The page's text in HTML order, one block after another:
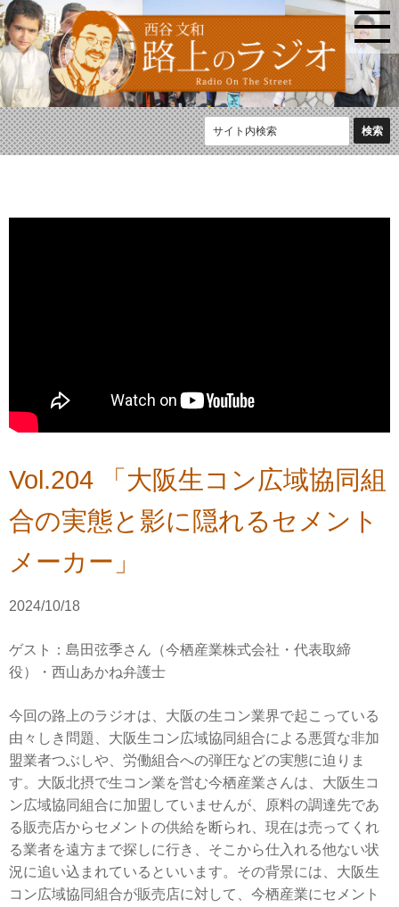
Vol.204 「大阪生コン広域協同組
合の実態と影に隠れるセメント
メーカー」
2024/10/18
ゲスト：島田弦季さん（今栖産業株式会社・代表取締
役）・西山あかね弁護士
今回の路上のラジオは、大阪の生コン業界で起こっている
由々しき問題、大阪生コン広域協同組合による悪質な非加
盟業者つぶしや、労働組合への弾圧などの実態に迫りま
す。大阪北摂で生コン業を営む今栖産業さんは、大阪生コ
ン広域協同組合に加盟していませんが、原料の調達先であ
る販売店からセメントの供給を断られ、現在は売ってくれ
る業者を遠方まで探しに行き、そこから仕入れる他ない状
況に追い込まれているといいます。その背景には、大阪生
コン広域協同組合が販売店に対して、今栖産業にセメント